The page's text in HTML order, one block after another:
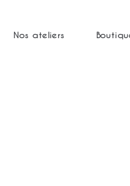
Nos ateliers